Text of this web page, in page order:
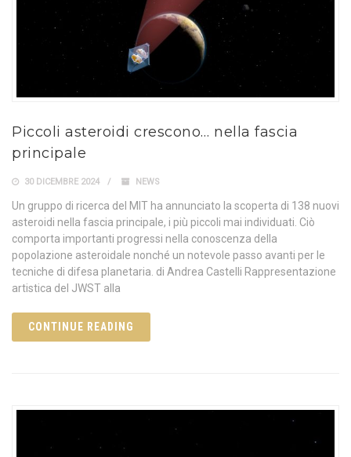
Piccoli asteroidi crescono… nella fascia
principale
30 DICEMBRE 2024 NEWS
Un gruppo di ricerca del MIT ha annunciato la scoperta di 138 nuovi
asteroidi nella fascia principale, i più piccoli mai individuati. Ciò
comporta importanti progressi nella conoscenza della
popolazione asteroidale nonché un notevole passo avanti per le
tecniche di difesa planetaria. di Andrea Castelli Rappresentazione
artistica del JWST alla
CONTINUE READING